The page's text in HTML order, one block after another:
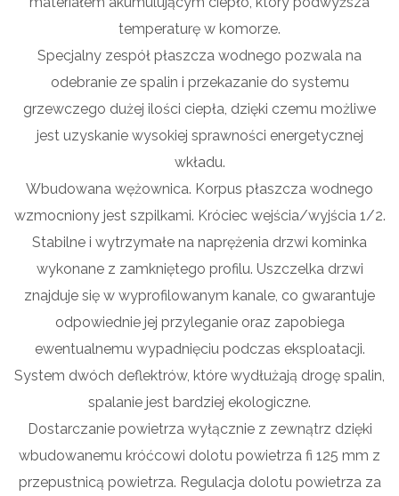
temperaturę w komorze.
Specjalny zespół płaszcza wodnego pozwala na
odebranie ze spalin i przekazanie do systemu
grzewczego dużej ilości ciepła, dzięki czemu możliwe
jest uzyskanie wysokiej sprawności energetycznej
wkładu.
Wbudowana wężownica. Korpus płaszcza wodnego
wzmocniony jest szpilkami. Króciec wejścia/wyjścia 1/2.
Stabilne i wytrzymałe na naprężenia drzwi kominka
wykonane z zamkniętego profilu. Uszczelka drzwi
znajduje się w wyprofilowanym kanale, co gwarantuje
odpowiednie jej przyleganie oraz zapobiega
ewentualnemu wypadnięciu podczas eksploatacji.
System dwóch deflektrów, które wydłużają drogę spalin,
spalanie jest bardziej ekologiczne.
Dostarczanie powietrza wyłącznie z zewnątrz dzięki
wbudowanemu króćcowi dolotu powietrza fi 125 mm z
przepustnicą powietrza. Regulacja dolotu powietrza za